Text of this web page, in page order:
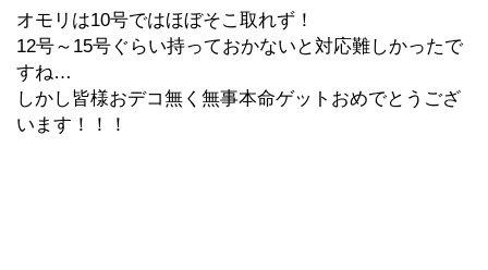
オモリは10号ではほぼそこ取れず！
12号～15号ぐらい持っておかないと対応難しかったで
すね…
しかし皆様おデコ無く無事本命ゲットおめでとうござ
います！！！